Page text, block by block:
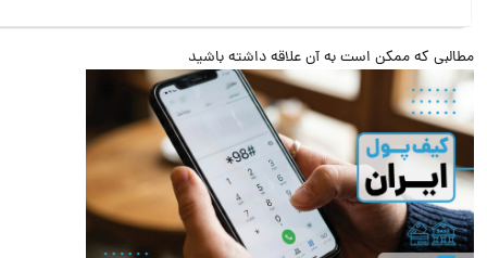
که ممکن است به آن علاقه داشته باشید